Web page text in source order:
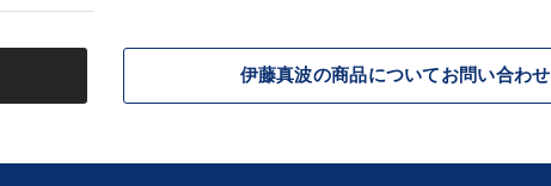
伊藤真波の商品についてお問い合わせ